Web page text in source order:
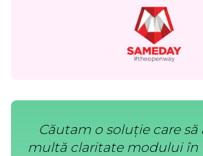
Căutam o soluție care
multă claritate modului în